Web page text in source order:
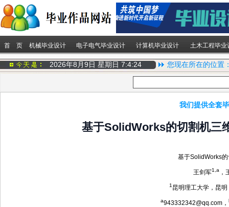
首 页 机械毕业设计 电子电气毕业设计 计算机毕业设计 土木工程毕业
2026年8月9日 星期日 7:4:24 您现在所在的位置
我们提供全套
基于SolidWorks的切割机三
基于SolidWorks
王剑军1 ,a ，
1 昆明理工大学，昆
a943332342@qq.com，